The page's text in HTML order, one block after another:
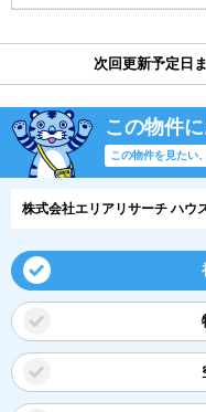
次回更新予定日
この物件
この物件を見たい
株式会社エリアリサーチ ハウ